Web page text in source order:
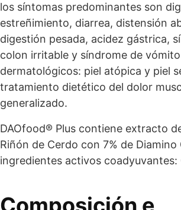
los síntomas predominantes son
estreñimiento, diarrea, distensión
digestión pesada, acidez gástrica,
colon irritable y síndrome de
dermatológicos: piel atópica y piel
tratamiento dietético del dolor
generalizado.
DAOfood® Plus contiene extracto
Riñón de Cerdo con 7% de Diamino
ingredientes activos coadyuvantes: